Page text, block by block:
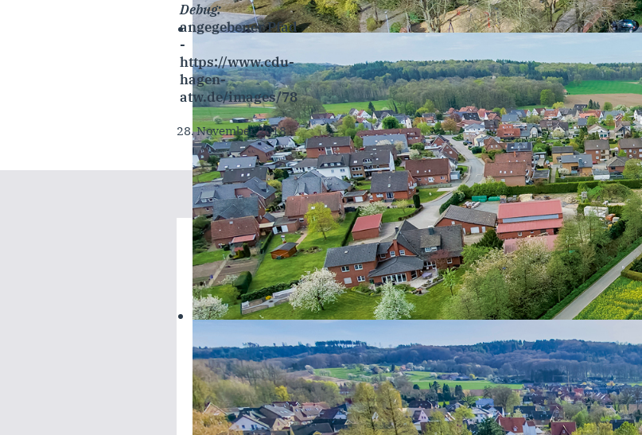
Debug:
angegebener Pfad
-
https://www.cdu-
hagen-
atw.de/images/78
28. November 2018
Ihr Ansprechpartner für weitere
CDU Gemeindeverband
Hagen a.T.W.
Rainer Summe
(1. Vorsitzender)
Am Borgberg 9c
49170 Hagen a.T.W.
Tel. 0162 2789334